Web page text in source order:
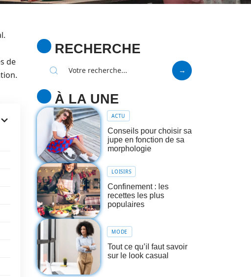
de
RECHERCHE
À LA UNE
ACTU
Conseils pour choisir sa
jupe en fonction de sa
morphologie
LOISIRS
Confinement : les
recettes les plus
populaires
MODE
Tout ce qu’il faut savoir
sur le look casual